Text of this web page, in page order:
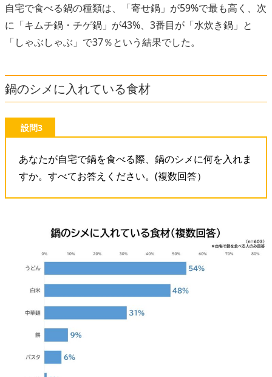
自宅で食べる鍋の種類は、「寄せ鍋」が59%で最も高く、次
に「キムチ鍋・チゲ鍋」が43%、3番目が「水炊き鍋」と
「しゃぶしゃぶ」で37％という結果でした。
鍋のシメに入れている食材
設問3
あなたが自宅で鍋を食べる際、鍋のシメに何を入れま
すか。すべてお答えください。(複数回答）